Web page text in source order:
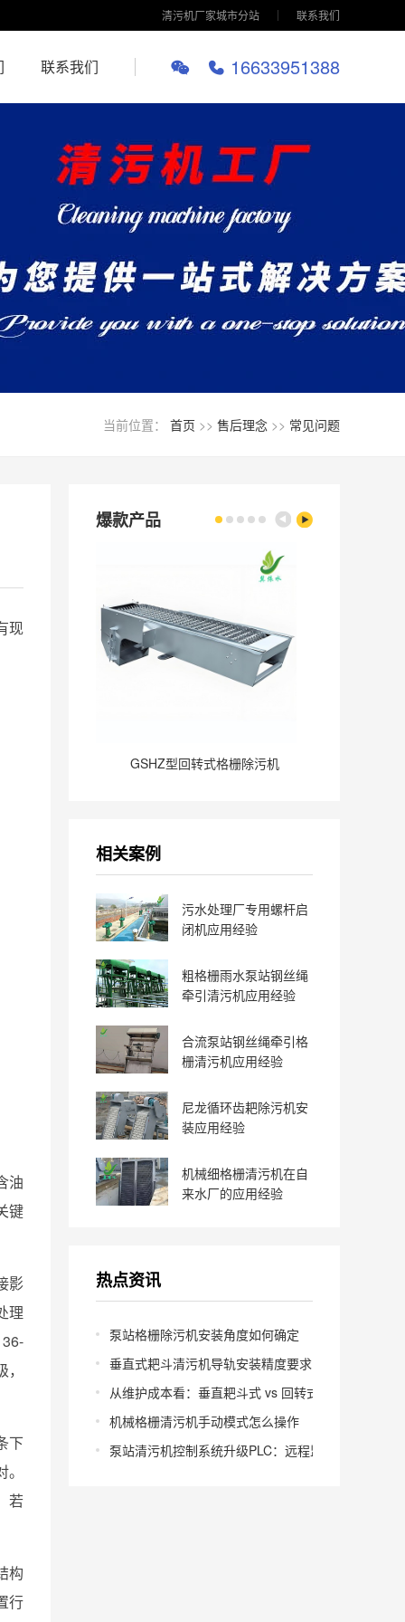
清污机厂家城市分站 联系我们
16633951388
联系我们
当前位置： 首页 >> 售后理念 >> 常见问题
现
油
键
影
理
下
若
构
行
爆款产品
GSHZ型回转式格栅除污机
相关案例
污水处理厂专用螺杆启
闭机应用经验
粗格栅雨水泵站钢丝绳
牵引清污机应用经验
合流泵站钢丝绳牵引格
栅清污机应用经验
尼龙循环齿耙除污机安
装应用经验
机械细格栅清污机在自
来水厂的应用经验
热点资讯
泵站格栅除污机安装角度如何确定
垂直式耙斗清污机导轨安装精度要求多少
从维护成本看：垂直耙斗式 vs 回转式怎么选
机械格栅清污机手动模式怎么操作
泵站清污机控制系统升级PLC：远程监控怎么实现？